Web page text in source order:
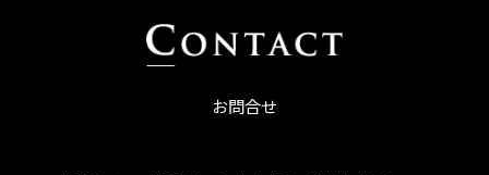
お問合せ